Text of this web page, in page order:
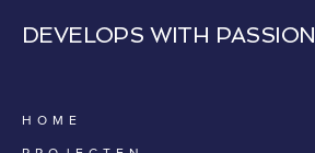
DEVELOPS WITH PASSION
HOME